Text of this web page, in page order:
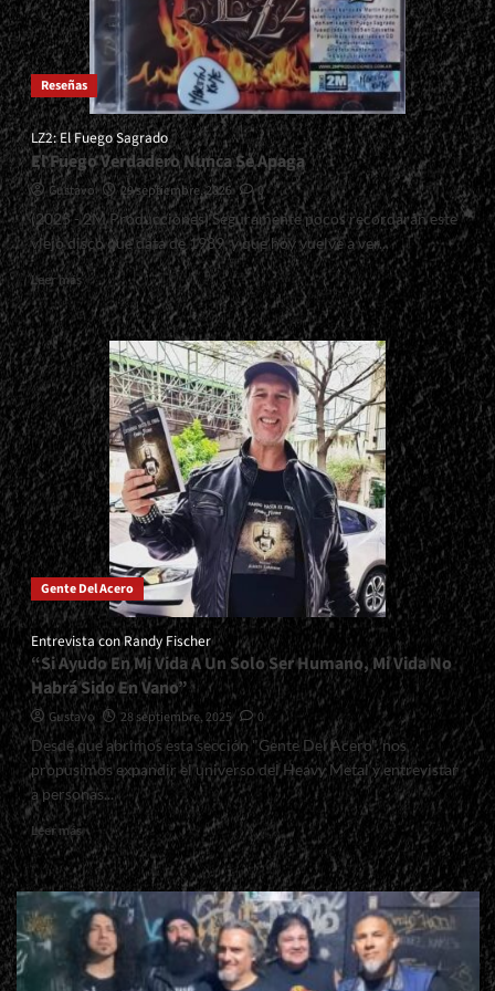
Reseñas
LZ2: El Fuego Sagrado
El Fuego Verdadero Nunca Se Apaga
Gustavo 29 septiembre, 2025
0
(2025 - 2M Producciones) Seguramente pocos recordarán este
viejo disco que data de 1989, y que hoy vuelve a ver...
Leer másRead
more
about
<small>LZ2:
El
Fuego
Sagrado<span>
|
</span>
</small>
<div>El
Fuego
Verdadero
Nunca
Se
Apaga</div>
Gente Del Acero
Entrevista con Randy Fischer
“Si Ayudo En Mi Vida A Un Solo Ser Humano, Mi Vida No
Habrá Sido En Vano”
Gustavo 28 septiembre, 2025
0
Desde que abrimos esta sección "Gente Del Acero", nos
propusimos expandir el universo del Heavy Metal y entrevistar
a personas...
Leer másRead
more
about
<small>Entrevista
con
Randy
Fischer<span>